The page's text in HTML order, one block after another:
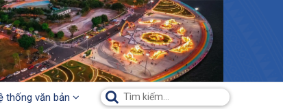
thống văn bản